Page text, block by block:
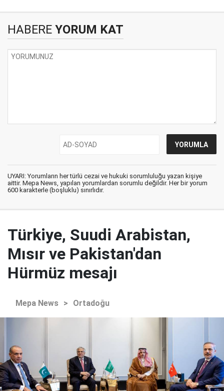
HABERE YORUM KAT
UYARI: Yorumların her türlü cezai ve hukuki sorumluluğu yazan kişiye
aittir. Mepa News, yapılan yorumlardan sorumlu değildir. Her bir yorum
600 karakterle (boşluklu) sınırlıdır.
Türkiye, Suudi Arabistan,
Mısır ve Pakistan'dan
Hürmüz mesajı
Mepa News > Ortadoğu